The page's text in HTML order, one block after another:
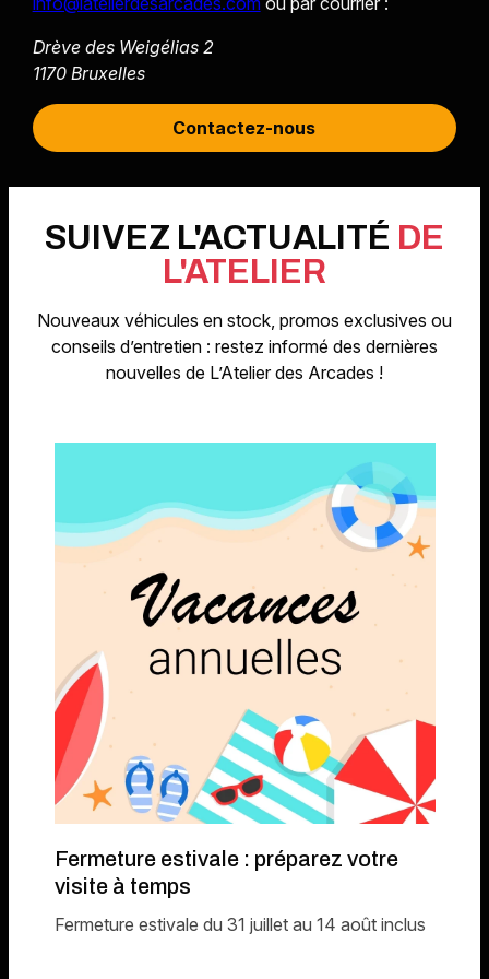
Drève des Weigélias 2
1170 Bruxelles
Contactez-nous
SUIVEZ L'ACTUALITÉ DE
L'ATELIER
Nouveaux véhicules en stock, promos exclusives ou
conseils d’entretien : restez informé des dernières
nouvelles de L’Atelier des Arcades !
Fermeture estivale : préparez votre
visite à temps
Fermeture estivale du 31 juillet au 14 août inclus